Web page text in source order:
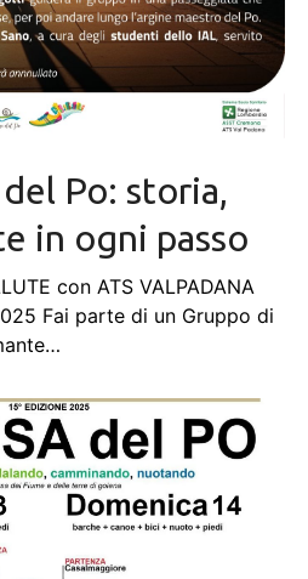
Po: storia,
in ogni passo
con ATS VALPADANA
Fai parte di un Gruppo di
…